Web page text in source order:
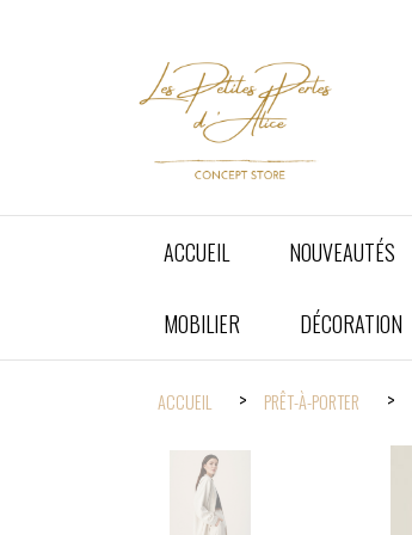
ACCUEIL NOUVEAUTÉS
MOBILIER DÉCORATION
ACCUEIL PRÊT-À-PORTER